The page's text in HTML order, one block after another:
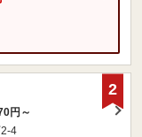
円～
4
2